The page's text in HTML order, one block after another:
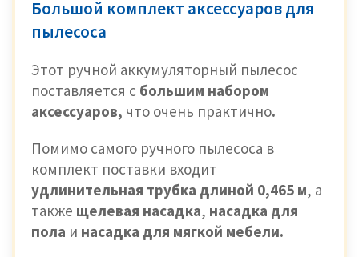
Большой комплект аксессуаров для
пылесоса
Этот ручной аккумуляторный пылесос
поставляется с большим набором
аксессуаров, что очень практично.
Помимо самого ручного пылесоса в
комплект поставки входит
удлинительная трубка длиной 0,465 м, а
также щелевая насадка, насадка для
пола и насадка для мягкой мебели.